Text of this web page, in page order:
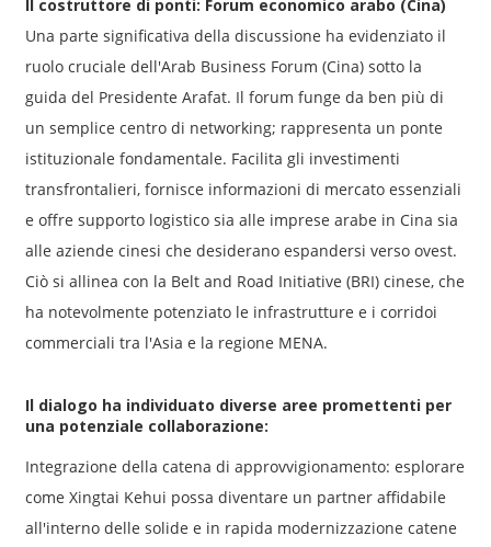
Il costruttore di ponti: Forum economico arabo (Cina)
Una parte significativa della discussione ha evidenziato il
ruolo cruciale dell'Arab Business Forum (Cina) sotto la
guida del Presidente Arafat. Il forum funge da ben più di
un semplice centro di networking; rappresenta un ponte
istituzionale fondamentale. Facilita gli investimenti
transfrontalieri, fornisce informazioni di mercato essenziali
e offre supporto logistico sia alle imprese arabe in Cina sia
alle aziende cinesi che desiderano espandersi verso ovest.
Ciò si allinea con la Belt and Road Initiative (BRI) cinese, che
ha notevolmente potenziato le infrastrutture e i corridoi
commerciali tra l'Asia e la regione MENA.
Il dialogo ha individuato diverse aree promettenti per
una potenziale collaborazione:
Integrazione della catena di approvvigionamento: esplorare
come Xingtai Kehui possa diventare un partner affidabile
all'interno delle solide e in rapida modernizzazione catene